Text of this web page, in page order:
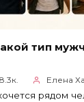
тип
Елена
рядом